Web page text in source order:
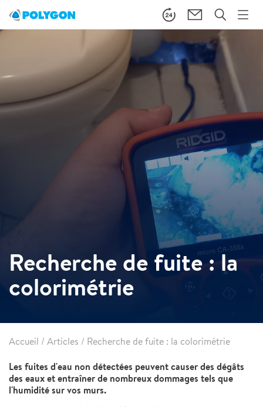
Recherche de fuite : la
colorimétrie
Accueil / Articles / Recherche de fuite : la colorimétrie
Les fuites d'eau non détectées peuvent causer des dégâts
des eaux et entraîner de nombreux dommages tels que
l'humidité sur vos murs.